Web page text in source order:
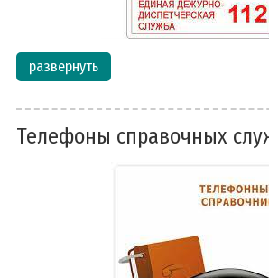
развернуть
Телефоны справочных